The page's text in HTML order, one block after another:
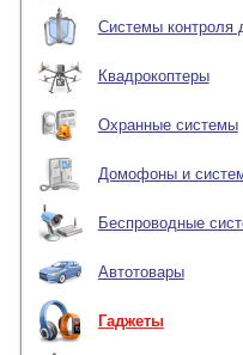
Системы контроля
Квадрокоптеры
Охранные системы
Домофоны и
Беспроводные
Автотовары
Гаджеты